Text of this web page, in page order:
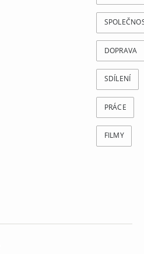
DOPRAVA
SDÍLENÍ
PRÁCE
FILMY